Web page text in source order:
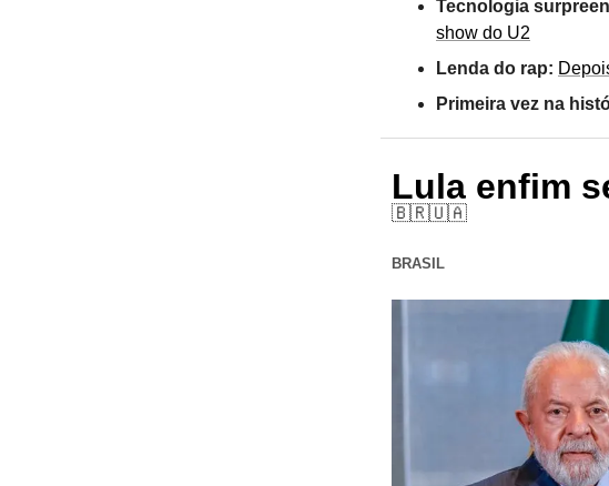
Tecnologia
show do U2
Lenda do rap:
Primeira vez na
Lula enfim
🇧🇷🇺🇦
BRASIL